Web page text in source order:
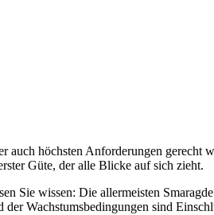
höchsten Anforderungen gerecht
Güte, der alle Blicke auf sich zieht.
Sie wissen: Die allermeisten
Wachstumsbedingungen sind